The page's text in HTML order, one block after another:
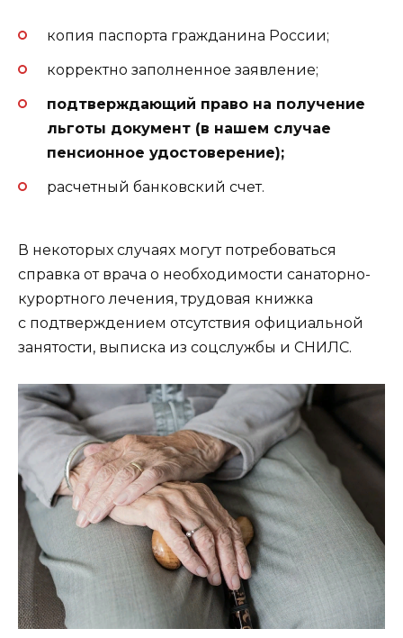
копия паспорта гражданина России;
корректно заполненное заявление;
подтверждающий право на получение
льготы документ (в нашем случае
пенсионное удостоверение);
расчетный банковский счет.
В некоторых случаях могут потребоваться
справка от врача о необходимости санаторно-
курортного лечения, трудовая книжка
с подтверждением отсутствия официальной
занятости, выписка из соцслужбы и СНИЛС.